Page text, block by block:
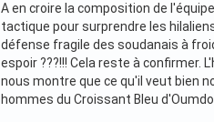
A en croire la composition de
tactique pour surprendre les
défense fragile des soudanais à
espoir ???!!! Cela reste à
nous montre que ce qu'il veut bien
hommes du Croissant Bleu